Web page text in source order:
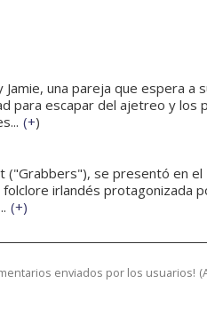
una pareja que espera a
para escapar del ajetreo y los
(+)
("Grabbers"), se presentó en el
irlandés protagonizada
(+)
enviados por los usuarios! (